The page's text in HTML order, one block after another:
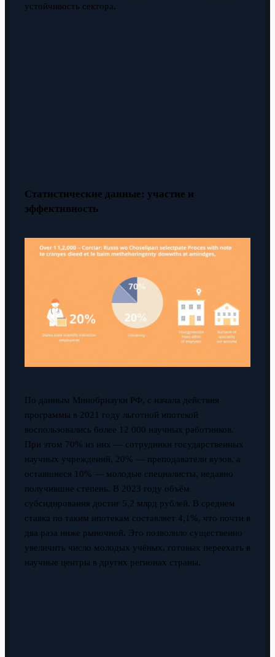
устойчивость сектора.
Статистические данные: участие и
эффективность
По данным Минобрнауки РФ, с начала действия
программы в 2021 году льготной ипотекой
воспользовались более 12 000 научных работников.
При этом 70% из них — сотрудники государственных
научных учреждений, 20% — преподаватели вузов, а
оставшиеся 10% — молодые специалисты, недавно
получившие степень. В 2023 году объём
субсидирования достиг 5,2 млрд рублей. В среднем
ставка по таким ипотекам составляет 4,1%, что почти в
два раза ниже рыночной. Это позволило существенно
увеличить число молодых учёных, готовых переехать в
научные центры в других регионах страны.